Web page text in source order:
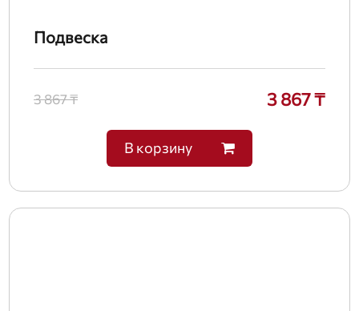
Подвеска
3 867 ₸ 3 867 ₸
В корзину